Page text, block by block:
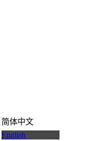
简体中文
English